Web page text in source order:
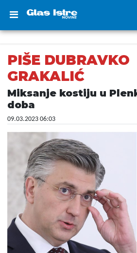
PIŠE DUBRAVKO
GRAKALIĆ
Miksanje kostiju u
doba
09.03.2023 06:03